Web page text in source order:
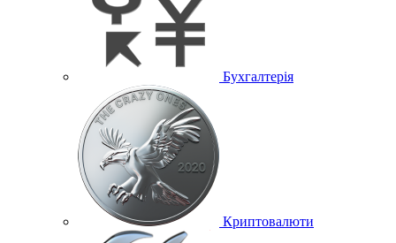
Бухгалтерія
Криптовалюти